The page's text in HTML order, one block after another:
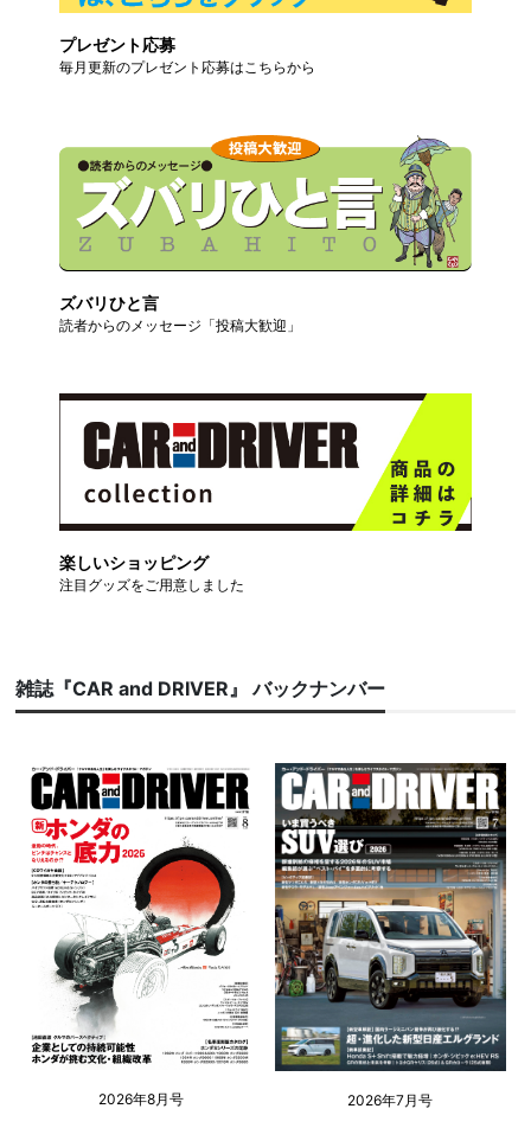
プレゼント応募
毎月更新のプレゼント応募はこちらから
ズバリひと言
読者からのメッセージ「投稿大歓迎」
楽しいショッピング
注目グッズをご用意しました
雑誌『CAR and DRIVER』 バックナンバー
2026年8月号 2026年7月号